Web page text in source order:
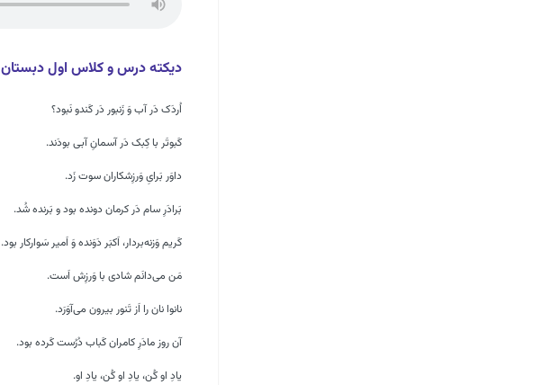
دیکته درس و کلاس اول دبستان
اُردَک دَر آب وَ زَنبور دَر کَندو نَبود؟
کَبوتَر با کِبک دَر آسمانِ آبی بودَند.
داوَر بَرایِ وَرزِشکاران سوت زَد.
بَرادَرِ سام دَر کرمان دونده بود و بَرنده شُد.
کَریم وَزنه‌بردار، اَکبَر دَوَنده وَ اَمیر سَوارکار بود.
مَن می‌دانَم شادی با وَرزِش اَست.
نانوا نان را اَز تَنور بیرون می‌آوَرَد.
آن روز مادَرِ کامران کَباب دُرُست کَرده بود.
یادِ او کُن، یادِ او کُن، یادِ او.